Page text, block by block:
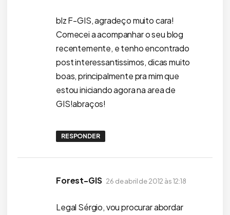
blz F-GIS, agradeço muito cara!
Comecei a acompanhar o seu blog
recentemente, e tenho encontrado
post interessantissimos, dicas muito
boas, principalmente pra mim que
estou iniciando agora na area de
GIS!abraços!
RESPONDER
Forest-GIS disse:
26 de abril de 2012 às 12:18
Legal Sérgio, vou procurar abordar